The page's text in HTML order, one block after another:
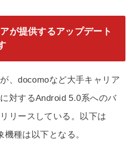
が提供するアップデート
、docomoなど大手キャリア
対するAndroid 5.0系へのバ
リースしている。以下は
種は以下となる。